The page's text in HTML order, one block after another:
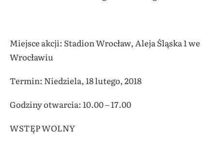
Miejsce akcji: Stadion Wrocław, Aleja Śląska 1 we
Wrocławiu
Termin: Niedziela, 18 lutego, 2018
Godziny otwarcia: 10.00 – 17.00
WSTĘP WOLNY